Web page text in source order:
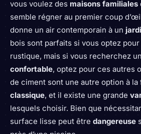
vous voulez des maisons familiales
semble régner au premier coup
donne un air contemporain à un
bois sont parfaits si vous optez
rustique, mais si vous recherchez
confortable, optez pour ces autres
de ciment sont une autre option à la
classique, et il existe une grande
lesquels choisir. Bien que
surface lisse peut être dangereuse